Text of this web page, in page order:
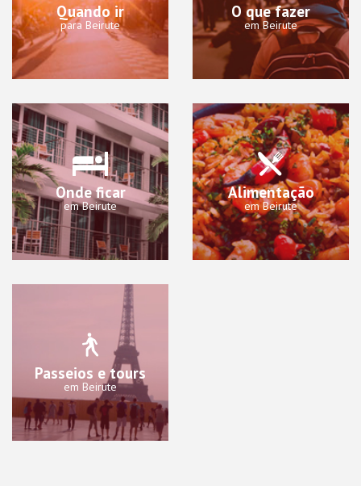
Quando ir
para Beirute
O que fazer
em Beirute
Onde ficar
em Beirute
Alimentação
em Beirute
Passeios e tours
em Beirute